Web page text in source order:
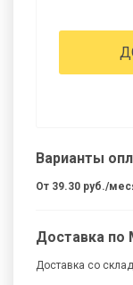
Варианты
От 39.30 руб./
Доставка по
Доставка со